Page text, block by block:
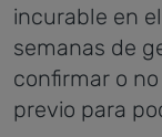
incurable en
semanas de
confirmar o
previo para